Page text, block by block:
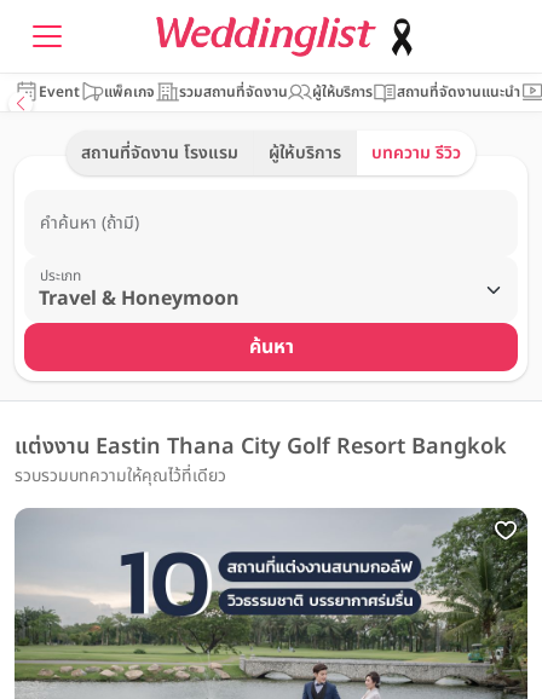
Event แพ็คเกจ รวมสถานที่จัดงาน ผู้ให้บริการ สถานที่จัดงานแนะนำ
สถานที่จัดงาน โรงแรม ผู้ให้บริการ บทความ รีวิว
คำค้นหา (ถ้ามี)
ประเภท
ค้นหา
แต่งงาน Eastin Thana City Golf Resort Bangkok
รวบรวมบทความให้คุณไว้ที่เดียว